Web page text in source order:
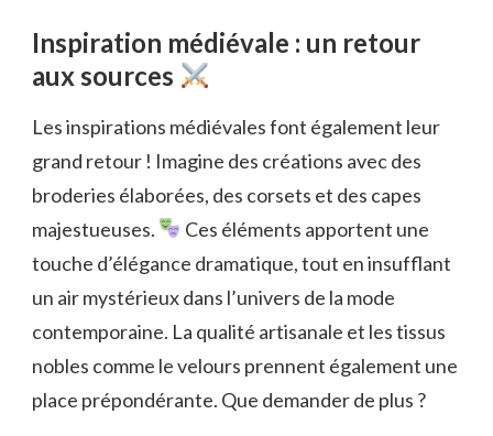
Inspiration médiévale : un retour
aux sources
Les inspirations médiévales font également leur
grand retour ! Imagine des créations avec des
broderies élaborées, des corsets et des capes
majestueuses.
Ces éléments apportent une
touche d’élégance dramatique, tout en insufflant
un air mystérieux dans l’univers de la mode
contemporaine. La qualité artisanale et les tissus
nobles comme le velours prennent également une
place prépondérante. Que demander de plus ?